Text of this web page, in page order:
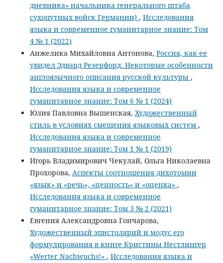
дневника» начальника генерального штаба
сухопутных войск Германии) , Исследования
языка и современное гуманитарное знание: Том
4 № 1 (2022)
Анжелика Михайловна Антонова, Россия, как ее
увидел Эдвард Резерфорд. Некоторые особенности
англоязычного описания русской культуры ,
Исследования языка и современное
гуманитарное знание: Том 6 № 1 (2024)
Юлия Павловна Вышенская, Художественный
стиль в условиях смещения языковых систем ,
Исследования языка и современное
гуманитарное знание: Том 1 № 1 (2019)
Игорь Владимирович Чекулай, Ольга Николаевна
Прохорова, Аспекты соотношения дихотомии
«язык» и «речь», «ценность» и «оценка» ,
Исследования языка и современное
гуманитарное знание: Том 3 № 2 (2021)
Евгения Александровна Гончарова,
Художественный эпистолярий и модус его
формулирования в книге Кристины Нестлингер
«Werter Nachwuchs!» , Исследования языка и